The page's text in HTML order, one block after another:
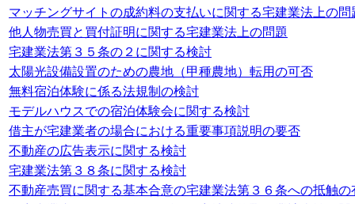
マッチングサイトの成約料の支払いに関する宅建業法上の問
他人物売買と買付証明に関する宅建業法上の問題
宅建業法第３５条の２に関する検討
太陽光設備設置のための農地（甲種農地）転用の可否
無料宿泊体験に係る法規制の検討
モデルハウスでの宿泊体験会に関する検討
借主が宅建業者の場合における重要事項説明の要否
不動産の広告表示に関する検討
宅建業法第３８条に関する検討
不動産売買に関する基本合意の宅建業法第３６条への抵触の